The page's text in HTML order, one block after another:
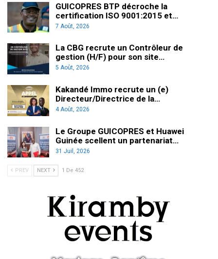
GUICOPRES BTP décroche la
certification ISO 9001:2015 et…
7 Août, 2026
La CBG recrute un Contrôleur de
gestion (H/F) pour son site…
5 Août, 2026
Kakandé Immo recrute un (e)
Directeur/Directrice de la…
4 Août, 2026
Le Groupe GUICOPRES et Huawei
Guinée scellent un partenariat…
31 Juil, 2026
PREV NEXT 1 De 452